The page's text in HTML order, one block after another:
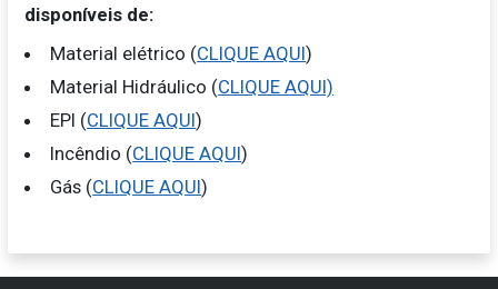
disponíveis de:
Material elétrico (CLIQUE AQUI)
Material Hidráulico (CLIQUE AQUI)
EPI (CLIQUE AQUI)
Incêndio (CLIQUE AQUI)
Gás (CLIQUE AQUI)